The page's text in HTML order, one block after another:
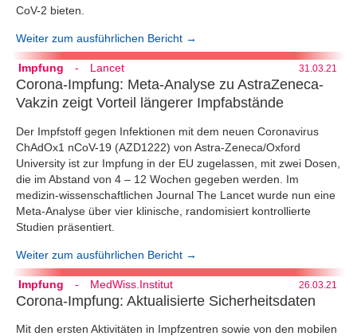
CoV-2 bieten.
Weiter zum ausführlichen Bericht →
Impfung - Lancet 31.03.21
Corona-Impfung: Meta-Analyse zu AstraZeneca-
Vakzin zeigt Vorteil längerer Impfabstände
Der Impfstoff gegen Infektionen mit dem neuen Coronavirus
ChAdOx1 nCoV-19 (AZD1222) von Astra-Zeneca/Oxford
University ist zur Impfung in der EU zugelassen, mit zwei Dosen,
die im Abstand von 4 – 12 Wochen gegeben werden. Im
medizin-wissenschaftlichen Journal The Lancet wurde nun eine
Meta-Analyse über vier klinische, randomisiert kontrollierte
Studien präsentiert.
Weiter zum ausführlichen Bericht →
Impfung - MedWiss.Institut 26.03.21
Corona-Impfung: Aktualisierte Sicherheitsdaten
Mit den ersten Aktivitäten in Impfzentren sowie von den mobilen